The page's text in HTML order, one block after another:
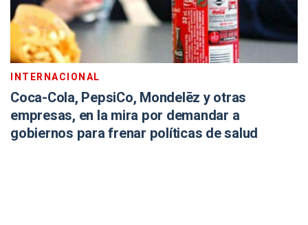
INTERNACIONAL
Coca-Cola, PepsiCo, Mondelēz y otras
empresas, en la mira por demandar a
gobiernos para frenar políticas de salud